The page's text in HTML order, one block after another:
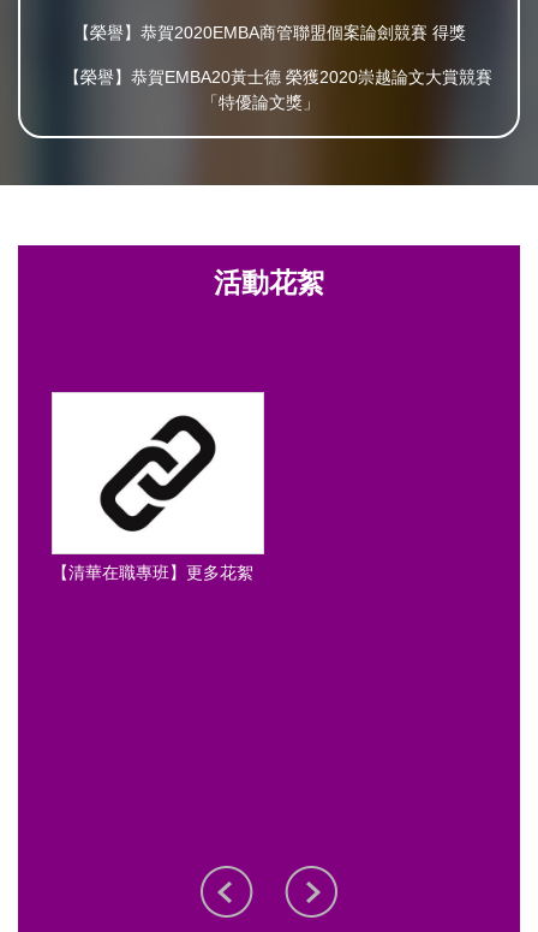
【榮譽】恭賀2020EMBA商管聯盟個案論劍競賽 得獎
【榮譽】恭賀EMBA20黃士德 榮獲2020崇越論文大賞競賽
「特優論文獎」
活動花絮
【清華在職專班】更多花絮